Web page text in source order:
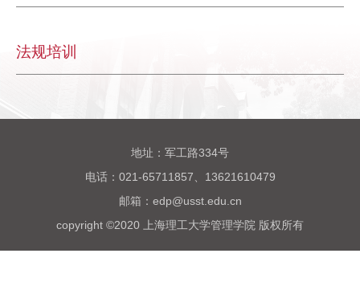
法规培训
地址：军工路334号
电话：021-65711857、13621610479
邮箱：edp@usst.edu.cn
copyright ©2020 上海理工大学管理学院 版权所有